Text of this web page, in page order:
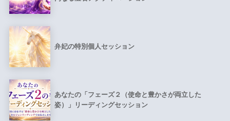
弁妃の特別個人セッション
あなたの「フェーズ２（使命と豊かさが両立した
姿）」リーディングセッション